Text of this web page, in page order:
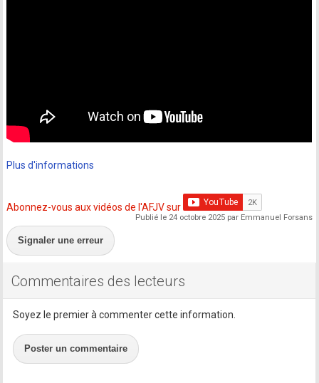
Plus d'informations
Abonnez-vous aux vidéos de l'AFJV sur
Publié le 24 octobre 2025 par Emmanuel Forsans
Signaler une erreur
Commentaires des lecteurs
Soyez le premier à commenter cette information.
Poster un commentaire